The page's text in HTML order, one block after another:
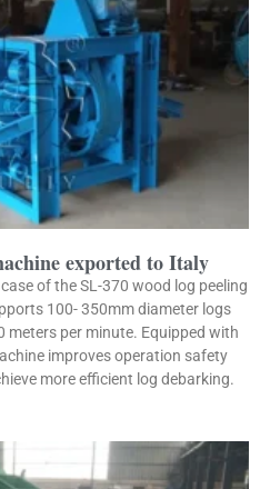
exported to Italy
of the SL-370 wood log peeling
100- 350mm diameter logs
meters per minute. Equipped with
improves operation safety
more efficient log debarking.